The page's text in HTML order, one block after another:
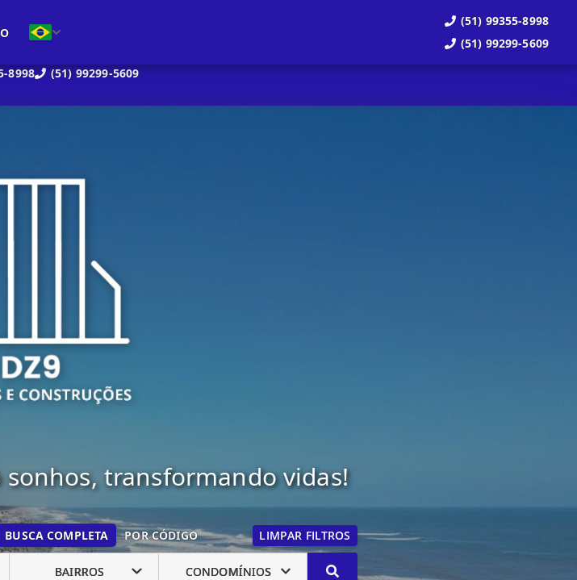
8998 (51) 99299-5609
(51) 99355-8998
(51) 99299-5609
sonhos, transformando vidas!
BUSCA COMPLETA POR CÓDIGO LIMPAR FILTROS
BAIRROS CONDOMÍNIOS